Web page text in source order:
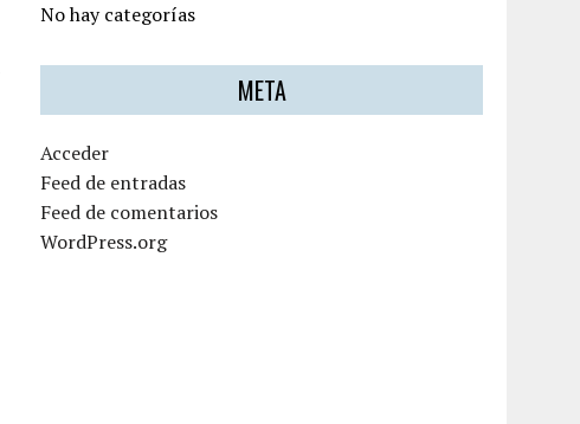
No hay categorías
META
Acceder
Feed de entradas
Feed de comentarios
WordPress.org